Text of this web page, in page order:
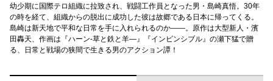
幼少期に国際テロ組織に拉致され、戦闘工作員となった男・島崎真悟。30年
の時を経て、組織からの脱出に成功した彼は故郷である日本に帰ってくる。
島崎は新天地で平和な日常を手に入れられるのか――。原作は大型新人・濱
田轟天、作画は『ハーン‐草と鉄と羊—』『インビンシブル』の瀬下猛で贈
る、日常と戦場の狭間で生きる男のアクション譚！